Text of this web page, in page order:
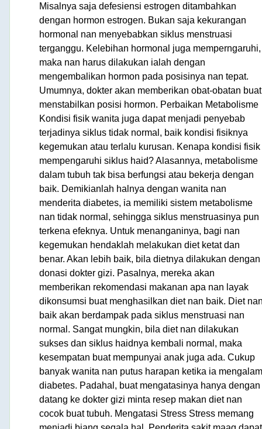
Misalnya saja defesiensi estrogen ditambahkan
dengan hormon estrogen. Bukan saja kekurangan
hormonal nan menyebabkan siklus menstruasi
terganggu. Kelebihan hormonal juga memperngaruhi,
maka nan harus dilakukan ialah dengan
mengembalikan hormon pada posisinya nan tepat.
Umumnya, dokter akan memberikan obat-obatan buat
menstabilkan posisi hormon. Perbaikan Metabolisme
Kondisi fisik wanita juga dapat menjadi penyebab
terjadinya siklus tidak normal, baik kondisi fisiknya
kegemukan atau terlalu kurusan. Kenapa kondisi fisik
mempengaruhi siklus haid? Alasannya, metabolisme
dalam tubuh tak bisa berfungsi atau bekerja dengan
baik. Demikianlah halnya dengan wanita nan
menderita diabetes, ia memiliki sistem metabolisme
nan tidak normal, sehingga siklus menstruasinya pun
terkena efeknya. Untuk menanganinya, bagi nan
kegemukan hendaklah melakukan diet ketat dan
benar. Akan lebih baik, bila dietnya dilakukan dengan
donasi dokter gizi. Pasalnya, mereka akan
memberikan rekomendasi makanan apa nan layak
dikonsumsi buat menghasilkan diet nan baik. Diet
baik akan berdampak pada siklus menstruasi nan
normal. Sangat mungkin, bila diet nan dilakukan
sukses dan siklus haidnya kembali normal, maka
kesempatan buat mempunyai anak juga ada. Cukup
banyak wanita nan putus harapan ketika ia
diabetes. Padahal, buat mengatasinya hanya dengan
datang ke dokter gizi minta resep makan diet nan
cocok buat tubuh. Mengatasi Stress Stress memang